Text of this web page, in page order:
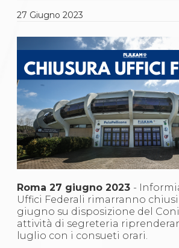
Lotta
La disciplina
News
Gare e Risultati
Attività Didattica
Albi Federali
Karate
La disciplina
News
Gare e Risultati
Attività Didattica
Albi Federali
Arti marziali
Aikido
Ju Jitsu
Sumo
Capoeira
Grappling
27 Giugno2023
Roma 27 giugno 2023 -
Uffici Federali rimarranno chiusi
giugno su disposizione del
attività di segreteria
luglio con i consueti orari.